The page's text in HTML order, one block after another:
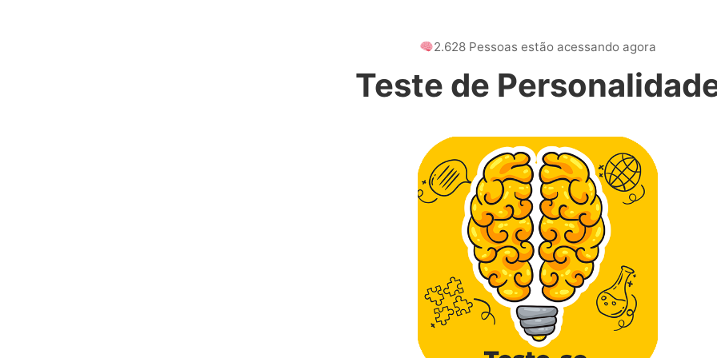
2.628 Pessoas estão acessando agora
Teste de